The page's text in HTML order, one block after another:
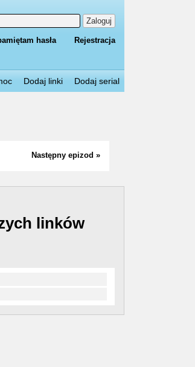
Zaloguj
hasła Rejestracja
Dodaj linki Dodaj serial
Następny epizod »
linków